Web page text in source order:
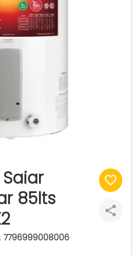
85lts
7796999008006